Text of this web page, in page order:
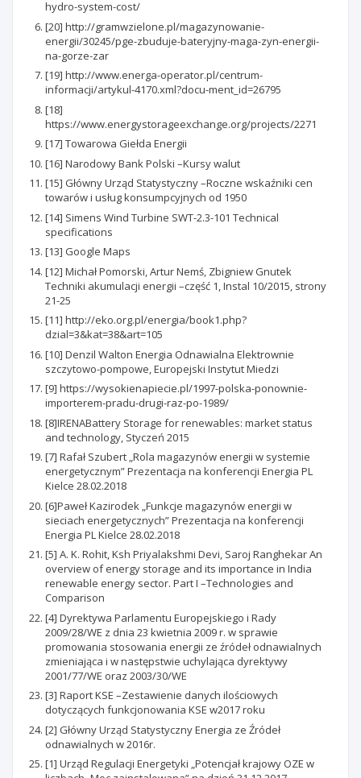
hydro-system-cost/
[20] http://gramwzielone.pl/magazynowanie-
energii/30245/pge-zbuduje-bateryjny-maga-zyn-energii-
na-gorze-zar
[19] http://www.energa-operator.pl/centrum-
informacji/artykul-4170.xml?docu-ment_id=26795
[18]
https://www.energystorageexchange.org/projects/2271
[17] Towarowa Giełda Energii
[16] Narodowy Bank Polski –Kursy walut
[15] Główny Urząd Statystyczny –Roczne wskaźniki cen
towarów i usług konsumpcyjnych od 1950
[14] Simens Wind Turbine SWT-2.3-101 Technical
specifications
[13] Google Maps
[12] Michał Pomorski, Artur Nemś, Zbigniew Gnutek
Techniki akumulacji energii –część 1, Instal 10/2015, strony
21-25
[11] http://eko.org.pl/energia/book1.php?
dzial=3&kat=38&art=105
[10] Denzil Walton Energia Odnawialna Elektrownie
szczytowo-pompowe, Europejski Instytut Miedzi
[9] https://wysokienapiecie.pl/1997-polska-ponownie-
importerem-pradu-drugi-raz-po-1989/
[8]IRENABattery Storage for renewables: market status
and technology, Styczeń 2015
[7] Rafał Szubert „Rola magazynów energii w systemie
energetycznym” Prezentacja na konferencji Energia PL
Kielce 28.02.2018
[6]Paweł Kazirodek „Funkcje magazynów energii w
sieciach energetycznych” Prezentacja na konferencji
Energia PL Kielce 28.02.2018
[5] A. K. Rohit, Ksh Priyalakshmi Devi, Saroj Ranghekar An
overview of energy storage and its importance in India
renewable energy sector. Part I –Technologies and
Comparison
[4] Dyrektywa Parlamentu Europejskiego i Rady
2009/28/WE z dnia 23 kwietnia 2009 r. w sprawie
promowania stosowania energii ze źródeł odnawialnych
zmieniająca i w następstwie uchylająca dyrektywy
2001/77/WE oraz 2003/30/WE
[3] Raport KSE –Zestawienie danych ilościowych
dotyczących funkcjonowania KSE w2017 roku
[2] Główny Urząd Statystyczny Energia ze Źródeł
odnawialnych w 2016r.
[1] Urząd Regulacji Energetyki „Potencjał krajowy OZE w